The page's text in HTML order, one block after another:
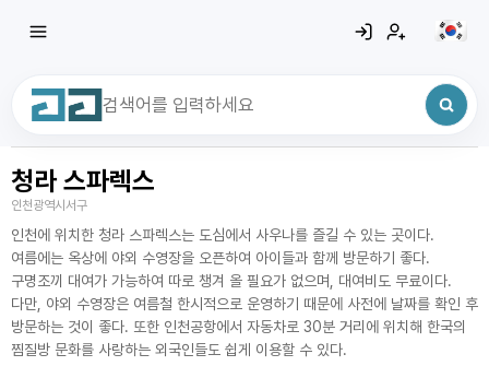
최근 검색어
청라 스파렉스
인천광역시서구
인천에 위치한 청라 스파렉스는 도심에서 사우나를 즐길 수 있는 곳이다.
여름에는 옥상에 야외 수영장을 오픈하여 아이들과 함께 방문하기 좋다.
구명조끼 대여가 가능하여 따로 챙겨 올 필요가 없으며, 대여비도 무료이다.
다만, 야외 수영장은 여름철 한시적으로 운영하기 때문에 사전에 날짜를 확인 후
방문하는 것이 좋다. 또한 인천공항에서 자동차로 30분 거리에 위치해 한국의
찜질방 문화를 사랑하는 외국인들도 쉽게 이용할 수 있다.